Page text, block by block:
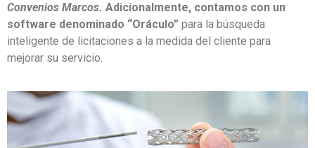
Convenios Marcos. Adicionalmente, contamos con un
software denominado “Oráculo” para la búsqueda
inteligente de licitaciones a la medida del cliente para
mejorar su servicio.